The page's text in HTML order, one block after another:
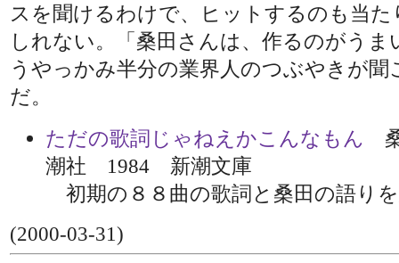
スを聞けるわけで、ヒットするのも当
しれない。「桑田さんは、作るのがう
うやっかみ半分の業界人のつぶやきが聞
だ。
ただの歌詞じゃねえかこんなもん
潮社 1984 新潮文庫
初期の８８曲の歌詞と桑田の語り
(2000-03-31)